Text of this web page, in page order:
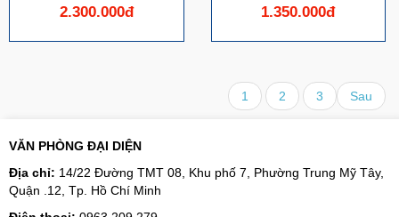
2.300.000đ 1.350.000đ
1 2 3 Sau
VĂN PHÒNG ĐẠI DIỆN
Địa chỉ: 14/22 Đường TMT 08, Khu phố 7, Phường Trung Mỹ Tây,
Quận .12, Tp. Hồ Chí Minh